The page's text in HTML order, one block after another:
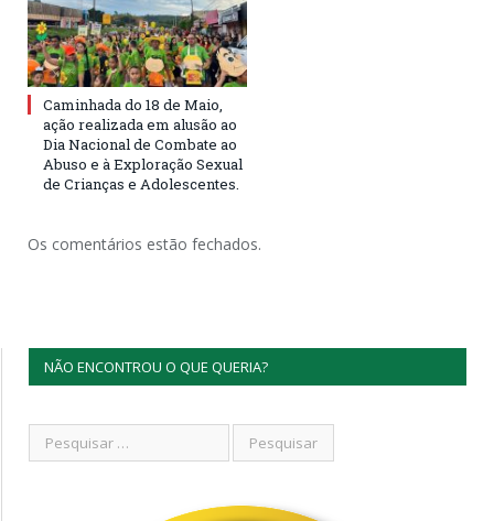
Caminhada do 18 de Maio,
ação realizada em alusão ao
Dia Nacional de Combate ao
Abuso e à Exploração Sexual
de Crianças e Adolescentes.
Os comentários estão fechados.
NÃO ENCONTROU O QUE QUERIA?